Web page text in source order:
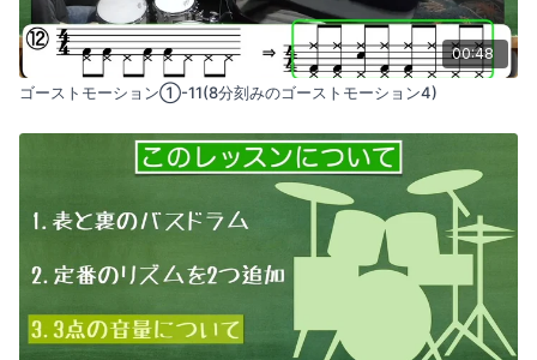
00:48
ゴーストモーション①-11(8分刻みのゴーストモーション4)